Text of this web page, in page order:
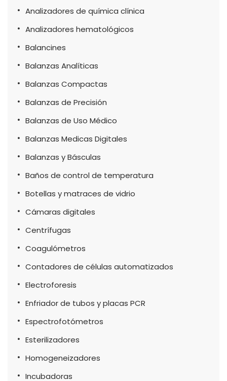
Analizadores de química clínica
Analizadores hematológicos
Balancines
Balanzas Analíticas
Balanzas Compactas
Balanzas de Precisión
Balanzas de Uso Médico
Balanzas Medicas Digitales
Balanzas y Básculas
Baños de control de temperatura
Botellas y matraces de vidrio
Cámaras digitales
Centrífugas
Coagulómetros
Contadores de células automatizados
Electroforesis
Enfriador de tubos y placas PCR
Espectrofotómetros
Esterilizadores
Homogeneizadores
Incubadoras